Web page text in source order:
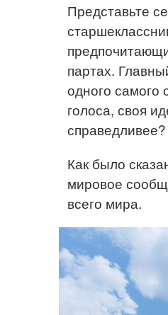
Представьте
партах.
одного самого
голоса, своя
справедливее?
Как было
мировое
всего мира.